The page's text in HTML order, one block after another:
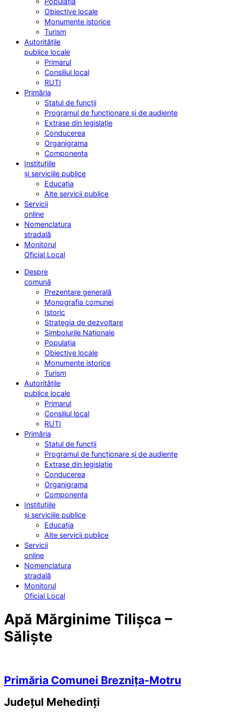
Obiective locale
Monumente istorice
Turism
Autoritățile
publice locale
Primarul
Consiliul local
RUTI
Primăria
Statul de funcții
Programul de funcționare și de audiențe
Extrase din legislație
Conducerea
Organigrama
Componența
Instituțiile
și serviciile publice
Educația
Alte servicii publice
Servicii
online
Nomenclatura
stradală
Monitorul
Oficial Local
Despre
comună
Prezentare generală
Monografia comunei
Istoric
Strategia de dezvoltare
Simbolurile Naționale
Populația
Obiective locale
Monumente istorice
Turism
Autoritățile
publice locale
Primarul
Consiliul local
RUTI
Primăria
Statul de funcții
Programul de funcționare și de audiențe
Extrase din legislație
Conducerea
Organigrama
Componența
Instituțiile
și serviciile publice
Educația
Alte servicii publice
Servicii
online
Nomenclatura
stradală
Monitorul
Oficial Local
Apă Mărginime Tilișca –
Săliște
Primăria Comunei Breznița-Motru
Județul Mehedinți